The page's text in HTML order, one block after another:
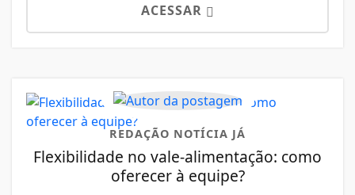
ACESSAR
REDAÇÃO NOTÍCIA JÁ
Flexibilidade no vale-alimentação: como
oferecer à equipe?